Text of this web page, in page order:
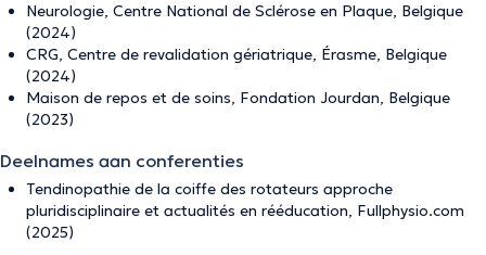
Neurologie, Centre National de Sclérose en Plaque, Belgique
(2024)
CRG, Centre de revalidation gériatrique, Érasme, Belgique
(2024)
Maison de repos et de soins, Fondation Jourdan, Belgique
(2023)
Deelnames aan conferenties
Tendinopathie de la coiffe des rotateurs approche
pluridisciplinaire et actualités en rééducation, Fullphysio.com
(2025)